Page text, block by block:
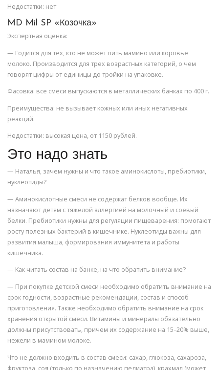
Недостатки: нет
MD Mil SP «Козочка»
Экспертная оценка:
— Годится для тех, кто не может пить мамино или коровье
молоко. Производится для трех возрастных категорий, о чем
говорят цифры от единицы до тройки на упаковке.
Фасовка: все смеси выпускаются в металлических банках по 400 г.
Преимущества: не вызывает кожных или иных негативных
реакций.
Недостатки: высокая цена, от 1150 рублей.
Это надо знать
— Наталья, зачем нужны и что такое аминокислоты, пребиотики,
нуклеотиды?
— Аминокислотные смеси не содержат белков вообще. Их
назначают детям с тяжелой аллергией на молочный и соевый
белки. Пребиотики нужны для регуляции пищеварения: помогают
росту полезных бактерий в кишечнике. Нуклеотиды важны для
развития малыша, формирования иммунитета и работы
кишечника.
— Как читать состав на банке, на что обратить внимание?
— При покупке детской смеси необходимо обратить внимание на
срок годности, возрастные рекомендации, состав и способ
приготовления. Также необходимо обратить внимание на срок
хранения открытой смеси. Витамины и минералы обязательно
должны присутствовать, причем их содержание на 15–20% выше,
нежели в мамином молоке.
Что не должно входить в состав смеси: сахар, глюкоза, сахароза,
фруктоза, соя (только по назначению педиатра), крахмал (может